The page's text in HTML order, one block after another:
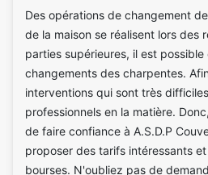
Des opérations de changement
de la maison se réalisent lors des
parties supérieures, il est possible
changements des charpentes.
interventions qui sont très
professionnels en la matière.
de faire confiance à A.S.D.P
proposer des tarifs intéressants
bourses. N'oubliez pas de